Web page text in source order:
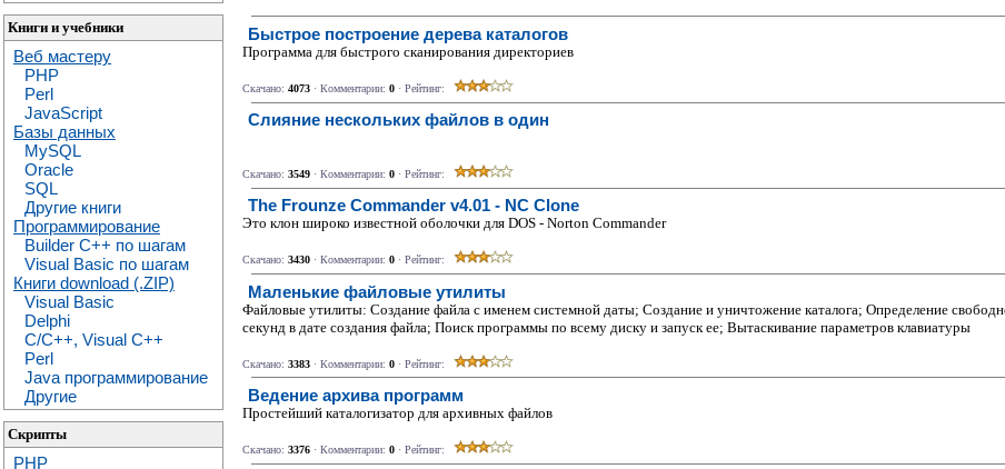
Книги и учебники
Веб мастеру
PHP
Perl
JavaScript
Базы данных
MySQL
Oracle
SQL
Другие книги
Программирование
Builder C++ по шагам
Visual Basic по шагам
Книги download (.ZIP)
Visual Basic
Delphi
C/C++, Visual C++
Perl
Java программирование
Другие
Скрипты
PHP
Быстрое построение дерева каталогов
Программа для быстрого сканирования директориев
Скачано: 4073 · Комментарии: 0 · Рейтинг:
Слияние нескольких файлов в один
Скачано: 3549 · Комментарии: 0 · Рейтинг:
The Frounze Commander v4.01 - NC Clone
Это клон широко известной оболочки для DOS - Norton Commander
Скачано: 3430 · Комментарии: 0 · Рейтинг:
Маленькие файловые утилиты
Файловые утилиты: Создание файла с именем системной даты; Создание и уничтожение каталога; Определение
секунд в дате создания файла; Поиск программы по всему диску и запуск ее; Вытаскивание параметров клавиатуры
Скачано: 3383 · Комментарии: 0 · Рейтинг:
Ведение архива программ
Простейший каталогизатор для архивных файлов
Скачано: 3376 · Комментарии: 0 · Рейтинг: